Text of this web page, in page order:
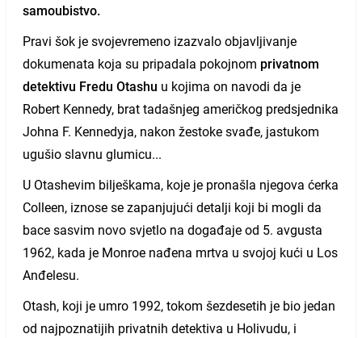
samoubistvo.
Pravi šok je svojevremeno izazvalo objavljivanje
dokumenata koja su pripadala pokojnom privatnom
detektivu Fredu Otashu u kojima on navodi da je
Robert Kennedy, brat tadašnjeg američkog predsjednika
Johna F. Kennedyja, nakon žestoke svađe, jastukom
ugušio slavnu glumicu...
U Otashevim bilješkama, koje je pronašla njegova ćerka
Colleen, iznose se zapanjujući detalji koji bi mogli da
bace sasvim novo svjetlo na događaje od 5. avgusta
1962, kada je Monroe nađena mrtva u svojoj kući u Los
Anđelesu.
Otash, koji je umro 1992, tokom šezdesetih je bio jedan
od najpoznatijih privatnih detektiva u Holivudu, i